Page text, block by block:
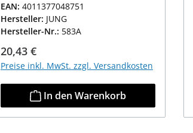
EAN: 4011377048751
Hersteller: JUNG
Hersteller-Nr.: 583A
Regulärer Preis:
20,43 €
Preise inkl. MwSt. zzgl. Versandkosten
In den Warenkorb